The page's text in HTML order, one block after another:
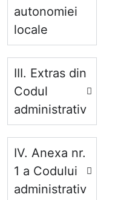
autonomiei
locale
III. Extras din
Codul
administrativ
IV. Anexa nr.
1 a Codului
administrativ